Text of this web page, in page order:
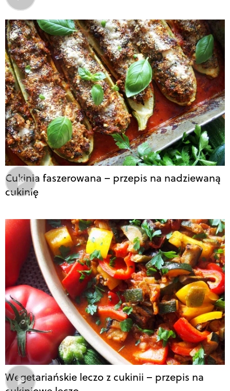
Cukinia faszerowana – przepis na nadziewaną
cukinię
Wegetariańskie leczo z cukinii – przepis na